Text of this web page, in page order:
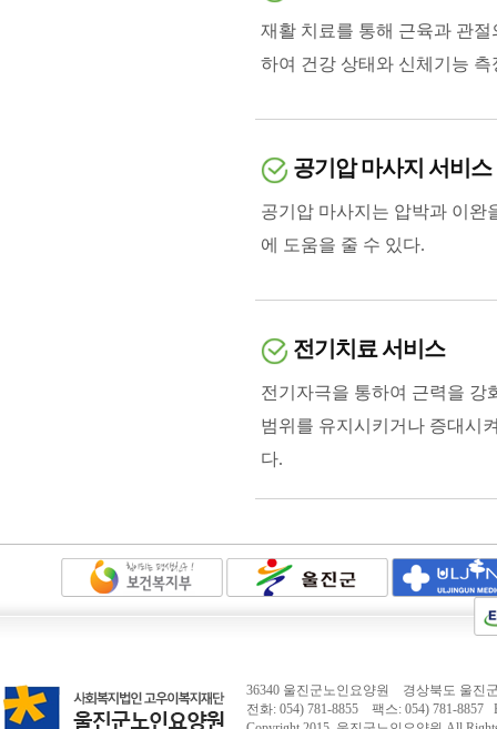
재활 치료를 통해 근육과 관
하여 건강 상태와 신체기능
공기압 마사지 서비스
공기압 마사지는 압박과 이완
에 도움을 줄 수 있다.
전기치료 서비스
전기자극을 통하여 근력을 강
범위를 유지시키거나 증대시
다.
36340 울진군노인요양원 경상북도 울진
전화: 054) 781-8855 팩스: 054) 781-8857